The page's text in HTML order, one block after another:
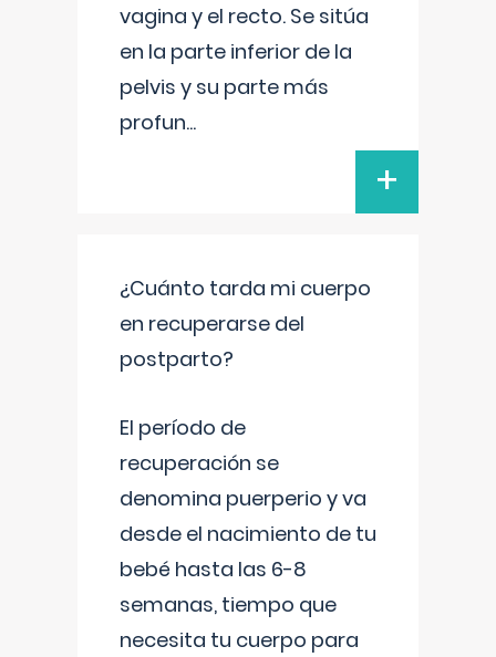
vagina y el recto. Se sitúa
en la parte inferior de la
pelvis y su parte más
profun...
+
¿Cuánto tarda mi cuerpo
en recuperarse del
postparto?
El período de
recuperación se
denomina puerperio y va
desde el nacimiento de tu
bebé hasta las 6-8
semanas, tiempo que
necesita tu cuerpo para